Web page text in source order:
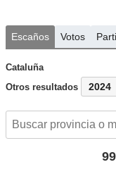
Escaños Votos
Cataluña
Otros resultados
2024